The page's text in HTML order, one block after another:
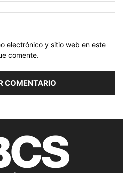
electrónico y sitio web en este
comente.